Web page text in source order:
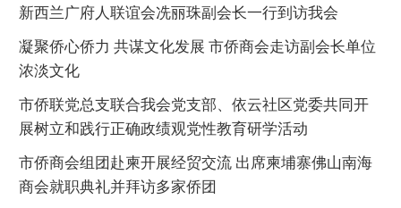
新西兰广府人联谊会冼丽珠副会长一行到访我会
凝聚侨心侨力 共谋文化发展 市侨商会走访副会长单位
浓淡文化
市侨联党总支联合我会党支部、依云社区党委共同开
展树立和践行正确政绩观党性教育研学活动
市侨商会组团赴柬开展经贸交流 出席柬埔寨佛山南海
商会就职典礼并拜访多家侨团